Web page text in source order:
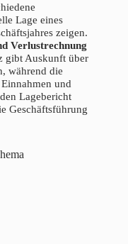
Lage eines
zeigen.
Verlustrechnung
gibt Auskunft über
während die
und
Lagebericht
Geschäftsführung